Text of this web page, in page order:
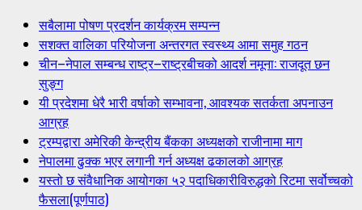
सबैलामा पोषण प्रदर्शन कार्यक्रम सम्पन्न
सशक्त वालिका परियोजना अन्तरगत स्वस्थ्य आमा समुह गठन
चीन–नेपाल सम्बन्ध राष्ट्र–राष्ट्रबीचको आदर्श नमूना: राजदूत छन
सुङ्ग
यी प्रदेशमा धेरै भारी वर्षाको सम्भावना, आवश्यक सतर्कता अपनाउन
आग्रह
ट्रम्पद्वारा अमेरिकी केन्द्रीय बैंकका अध्यक्षको राजीनामा माग
नेपालमा ढुक्क भएर लगानी गर्न अध्यक्ष ढकालको आग्रह
यस्तो छ संवैधानिक आयोगका ५२ पदाधिकारीविरुद्धको रिटमा सर्वोच्चको
फैसला(पूर्णपाठ)